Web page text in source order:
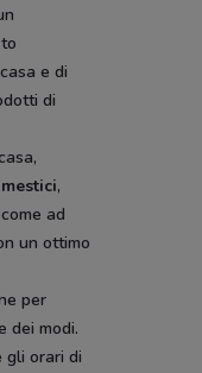
e di
di
,
ad
un ottimo
per
dei modi.
gli orari di